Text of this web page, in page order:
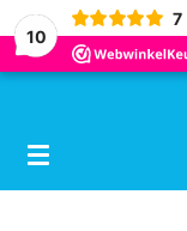
10
7